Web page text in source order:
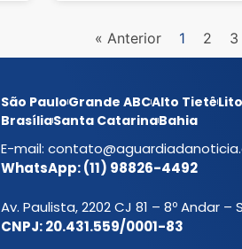
« Anterior 1 2 3
São PauloGrande ABCAlto Tietê
BrasíliaSanta CatarinaBahia
E-mail:
WhatsApp: (11) 98826-4492
Av. Paulista, 2202 CJ 81 – 8º Andar
CNPJ: 20.431.559/0001-83